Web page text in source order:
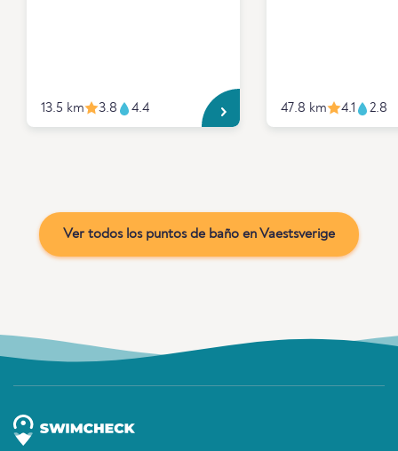
13.5 km 3.8 4.4 47.8 km 4.1 2.8
Ver todos los puntos de baño en Vaestsverige